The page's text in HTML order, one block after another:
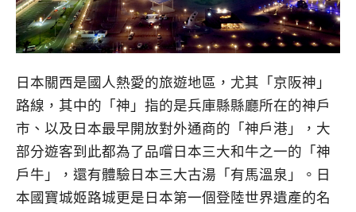
日本關西是國人熱愛的旅遊地區，尤其「京阪神」
路線，其中的「神」指的是兵庫縣縣廳所在的神戶
市、以及日本最早開放對外通商的「神戶港」，大
部分遊客到此都為了品嚐日本三大和牛之一的「神
戶牛」，還有體驗日本三大古湯「有馬溫泉」。日
本國寶城姬路城更是日本第一個登陸世界遺產的名